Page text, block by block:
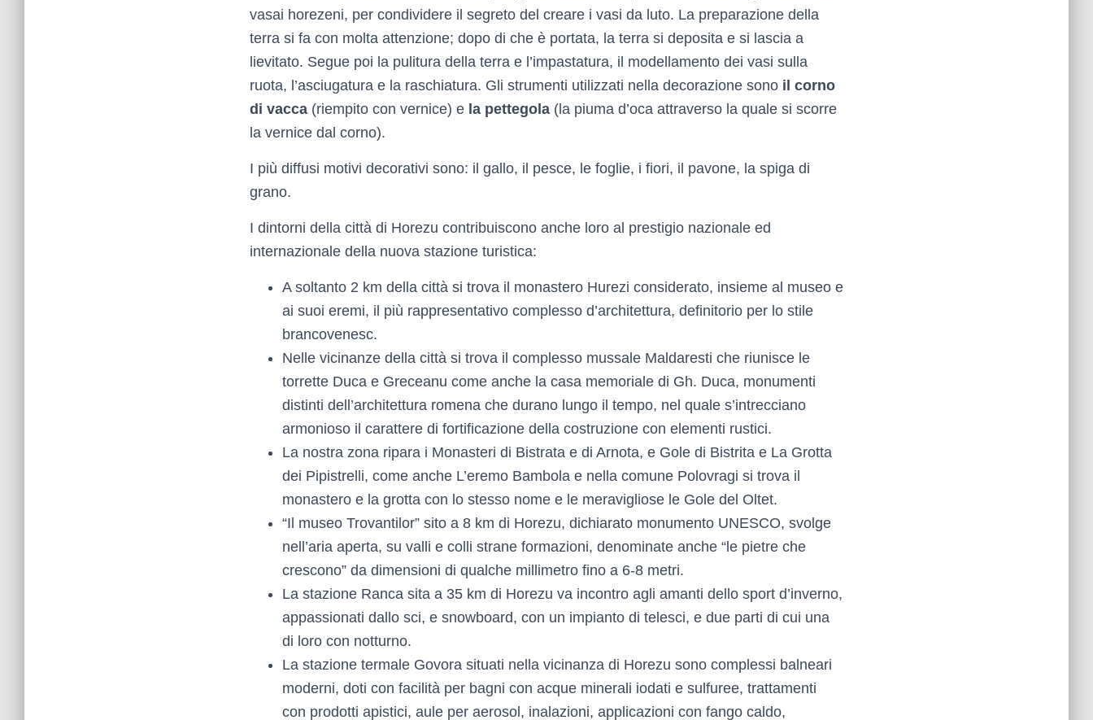
vasai horezeni, per condividere il segreto del creare i vasi da luto. La preparazione della
terra si fa con molta attenzione; dopo di che è portata, la terra si deposita e si lascia a
lievitato. Segue poi la pulitura della terra e l’impastatura, il modellamento dei vasi sulla
ruota, l’asciugatura e la raschiatura. Gli strumenti utilizzati nella decorazione sono il corno
di vacca (riempito con vernice) e la pettegola (la piuma d’oca attraverso la quale si scorre
la vernice dal corno).
I più diffusi motivi decorativi sono: il gallo, il pesce, le foglie, i fiori, il pavone, la spiga di
grano.
I dintorni della città di Horezu contribuiscono anche loro al prestigio nazionale ed
internazionale della nuova stazione turistica:
A soltanto 2 km della città si trova il monastero Hurezi considerato, insieme al museo e
ai suoi eremi, il più rappresentativo complesso d’architettura, definitorio per lo stile
brancovenesc.
Nelle vicinanze della città si trova il complesso mussale Maldaresti che riunisce le
torrette Duca e Greceanu come anche la casa memoriale di Gh. Duca, monumenti
distinti dell’architettura romena che durano lungo il tempo, nel quale s’intrecciano
armonioso il carattere di fortificazione della costruzione con elementi rustici.
La nostra zona ripara i Monasteri di Bistrata e di Arnota, e Gole di Bistrita e La Grotta
dei Pipistrelli, come anche L’eremo Bambola e nella comune Polovragi si trova il
monastero e la grotta con lo stesso nome e le meravigliose le Gole del Oltet.
“Il museo Trovantilor” sito a 8 km di Horezu, dichiarato monumento UNESCO, svolge
nell’aria aperta, su valli e colli strane formazioni, denominate anche “le pietre che
crescono” da dimensioni di qualche millimetro fino a 6-8 metri.
La stazione Ranca sita a 35 km di Horezu va incontro agli amanti dello sport d’inverno,
appassionati dallo sci, e snowboard, con un impianto di telesci, e due parti di cui una
di loro con notturno.
La stazione termale Govora situati nella vicinanza di Horezu sono complessi balneari
moderni, doti con facilità per bagni con acque minerali iodati e sulfuree, trattamenti
con prodotti apistici, aule per aerosol, inalazioni, applicazioni con fango caldo,